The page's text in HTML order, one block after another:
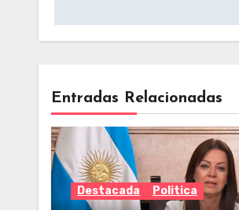
Entradas Relacionadas
Destacada Politica